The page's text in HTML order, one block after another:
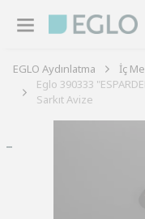
EGLO Aydınlatma İç
Eglo 390333
Sarkıt Avize